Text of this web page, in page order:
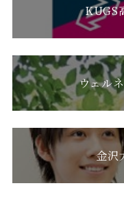
KUGS
ウェル
金沢